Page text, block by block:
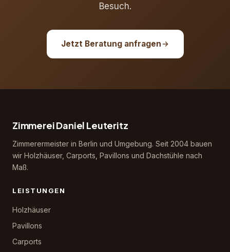
Besuch.
Jetzt Beratung anfragen
Zimmerei Daniel Leuteritz
Zimmerermeister in Berlin und Umgebung. Seit 2004 bauen
wir Holzhäuser, Carports, Pavillons und Dachstühle nach
Maß.
LEISTUNGEN
Holzhäuser
Pavillons
Carports